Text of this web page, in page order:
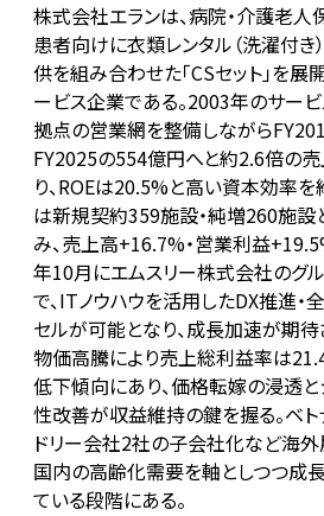
株式会社エランは、病院・介護老
患者向けに衣類レンタル（洗濯付
供を組み合わせた「CSセット」を
ービス企業である。2003年のサー
拠点の営業網を整備しながら
FY2025の554億円へと約2.6倍の
り、ROEは20.5%と高い資本効率を
は新規契約359施設・純増260施設
み、売上高+16.7%・営業利益
年10月にエムスリー株式会社のグ
で、ITノウハウを活用したDX推進
セルが可能となり、成長加速が期待
物価高騰により売上総利益率は
低下傾向にあり、価格転嫁の浸透
性改善が収益維持の鍵を握る。ベ
ドリー会社2社の子会社化など海外
国内の高齢化需要を軸としつつ成
ている段階にある。